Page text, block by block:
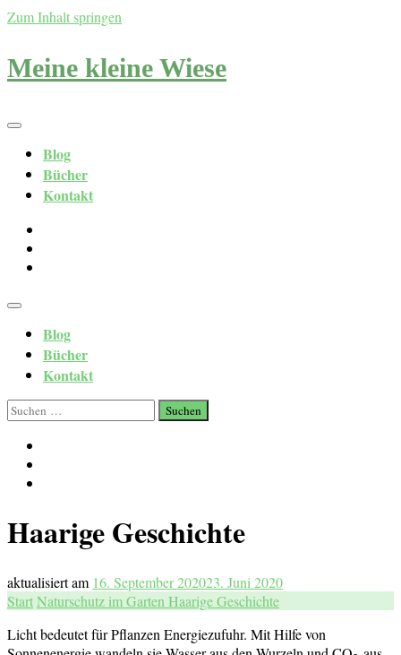
Zum Inhalt springen
Meine kleine Wiese
Blog
Bücher
Kontakt
Blog
Bücher
Kontakt
Suchen
nach:
Haarige Geschichte
aktualisiert am 16. September 202023. Juni 2020
StartNaturschutz im Garten Haarige Geschichte
Licht bedeutet für Pflanzen Energiezufuhr. Mit Hilfe von